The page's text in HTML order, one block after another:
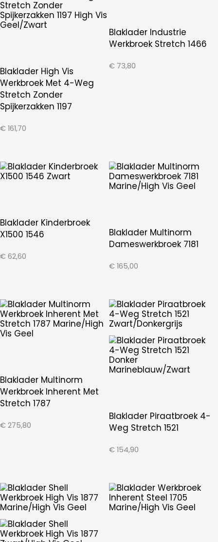
Blaklader High Vis
Werkbroek Met 4-Weg
Stretch Zonder
Spijkerzakken 1197
€ 161,70
Blaklader Industrie
Werkbroek Stretch 1466
€ 73,80
Blaklader Kinderbroek
X1500 1546
€ 62,60
Blaklader Multinorm
Dameswerkbroek 7181
€ 165,00
Blaklader Multinorm
Werkbroek Inherent Met
Stretch 1787
€ 275,80
Blaklader Piraatbroek 4-
Weg Stretch 1521
€ 154,90